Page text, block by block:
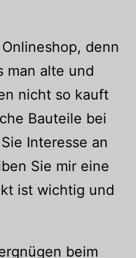
denn
man alte und
nicht so kauft
Bauteile bei
Interesse an
Sie mir eine
ist wichtig und
beim